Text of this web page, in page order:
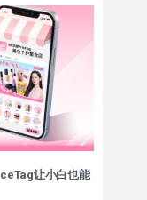
让小白也能